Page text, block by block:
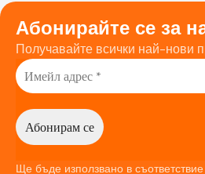
Абонирайте се за
Получавайте всички най-нови
Ще бъде използвано в